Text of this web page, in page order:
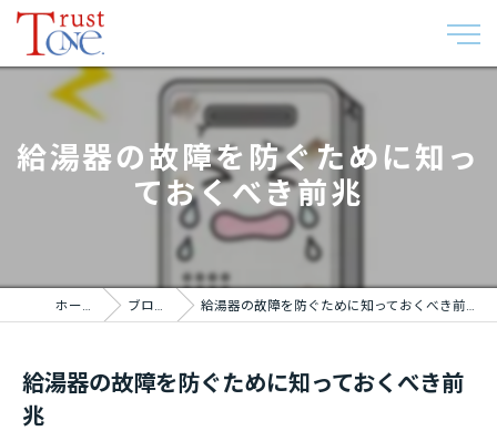
給湯器の故障を防ぐために知っ
ておくべき前兆
ホーム ブログ 給湯器の故障を防ぐために知っておくべき前兆
給湯器の故障を防ぐために知っておくべき前
兆